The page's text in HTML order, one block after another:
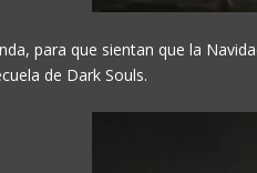
para que sientan que la
de Dark Souls.